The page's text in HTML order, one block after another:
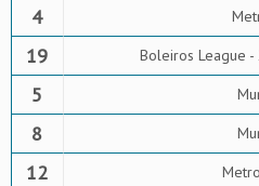
4
19 Boleiros League
5
8
12